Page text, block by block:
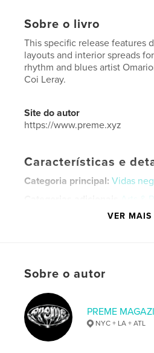
Sobre o livro
This specific release features
layouts and interior spreads
rhythm and blues artist
Coi Leray.
Site do autor
https://www.preme.xyz
Características e
Categoria principal: Vidas
Arts &
Papel
preme magazine
VER MAIS
Sobre o autor
PREME
NYC + LA + ATL